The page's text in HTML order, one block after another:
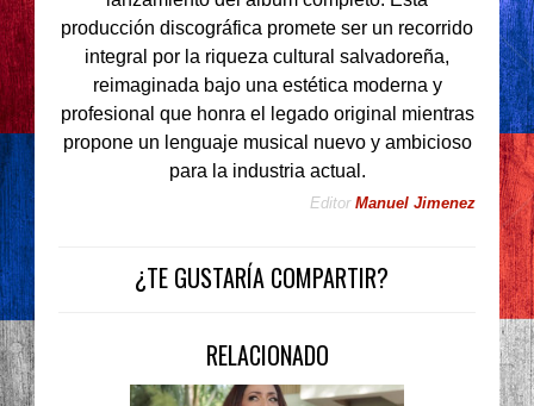
producción discográfica promete ser un recorrido
integral por la riqueza cultural salvadoreña,
reimaginada bajo una estética moderna y
profesional que honra el legado original mientras
propone un lenguaje musical nuevo y ambicioso
para la industria actual.
Editor Manuel Jimenez
¿TE GUSTARÍA COMPARTIR?
RELACIONADO